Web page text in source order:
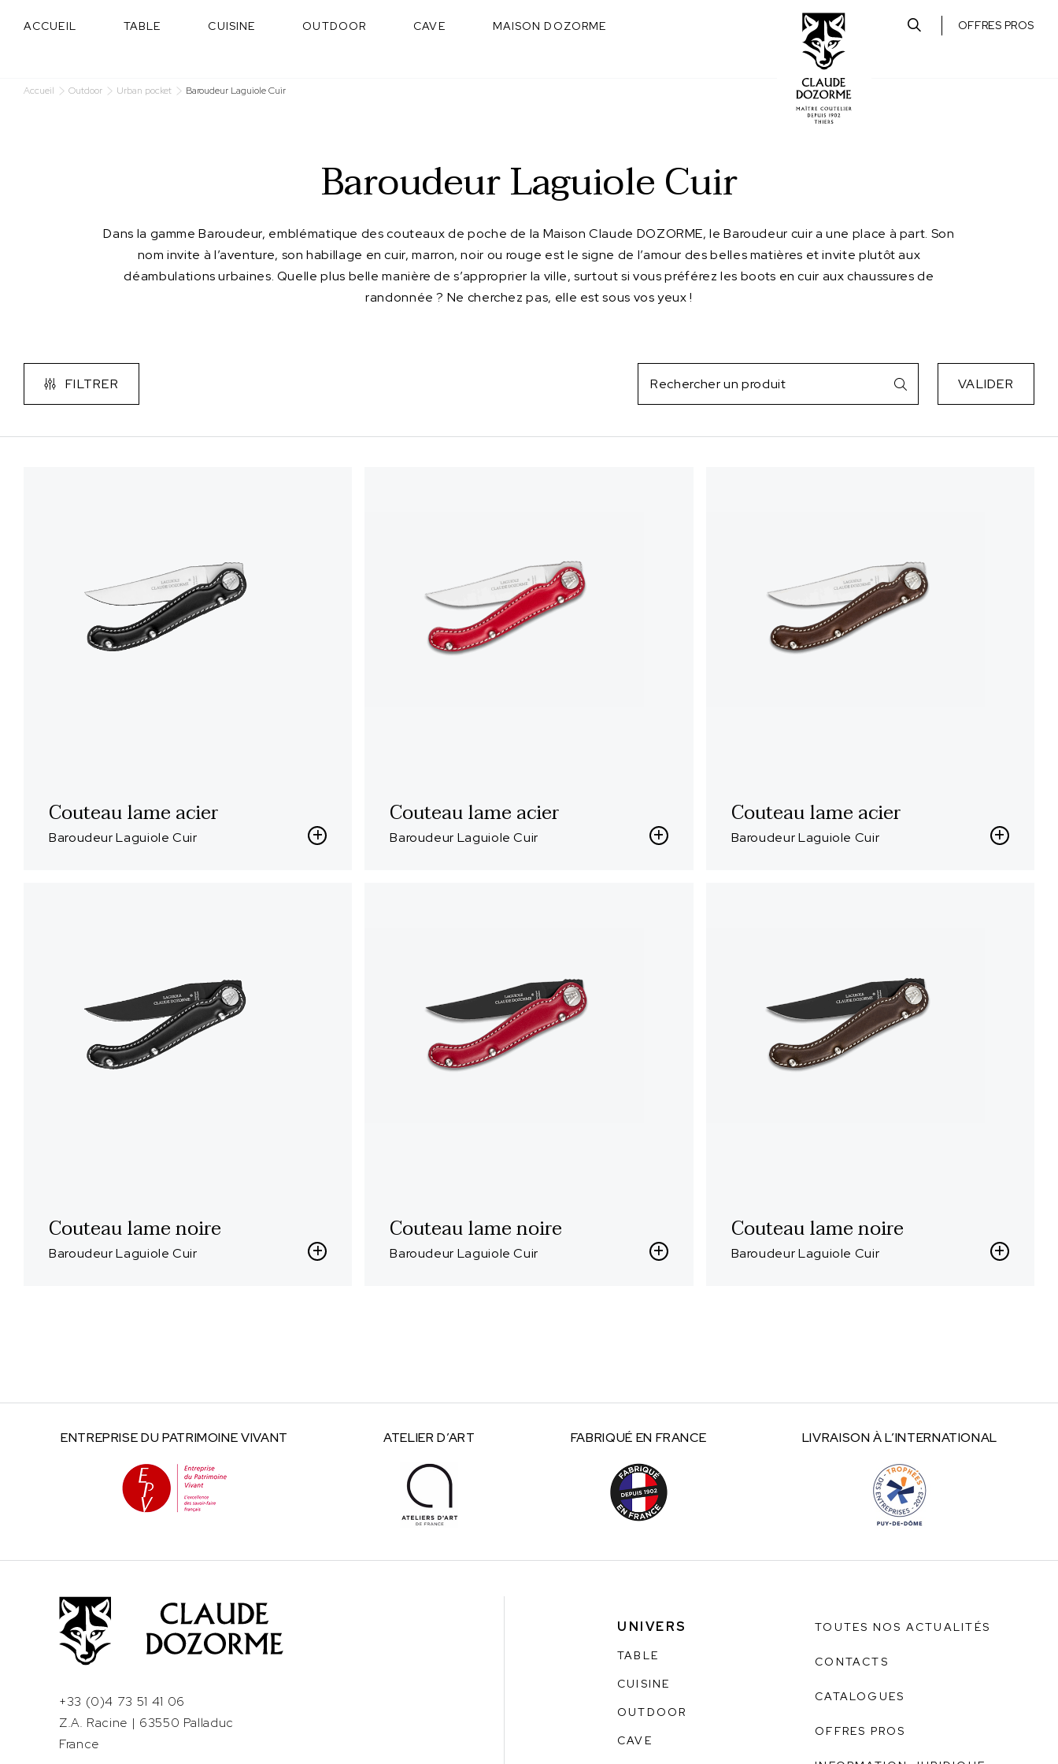
ACCUEIL TABLE CUISINE OUTDOOR CAVE MAISON DOZORME OFFRES PROS
Accueil Outdoor Urban pocket Baroudeur Laguiole Cuir
Baroudeur Laguiole Cuir
Dans la gamme Baroudeur, emblématique des couteaux de poche de la Maison Claude DOZORME, le Baroudeur cuir a une place à part. Son
nom invite à l’aventure, son habillage en cuir, marron, noir ou rouge est le signe de l’amour des belles matières et invite plutôt aux
déambulations urbaines. Quelle plus belle manière de s’approprier la ville, surtout si vous préférez les boots en cuir aux chaussures de
randonnée ? Ne cherchez pas, elle est sous vos yeux !
FILTRER VALIDER
Couteau lame acier
Baroudeur Laguiole Cuir
Couteau lame acier
Baroudeur Laguiole Cuir
Couteau lame acier
Baroudeur Laguiole Cuir
Couteau lame noire
Baroudeur Laguiole Cuir
Couteau lame noire
Baroudeur Laguiole Cuir
Couteau lame noire
Baroudeur Laguiole Cuir
ENTREPRISE DU PATRIMOINE VIVANT ATELIERD’ART FABRIQUÉ EN FRANCE LIVRAISON ÀL’INTERNATIONAL
+33 (0)4 73 51 41 06
Z.A. Racine | 63550 Palladuc
France
UNIVERS
TABLE
CUISINE
OUTDOOR
CAVE
TOUTES NOS ACTUALITÉS
CONTACTS
CATALOGUES
OFFRES PROS